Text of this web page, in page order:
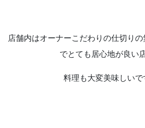
店舗内はオーナーこだわりの仕切り
でとても居心地が良い
料理も大変美味しいで